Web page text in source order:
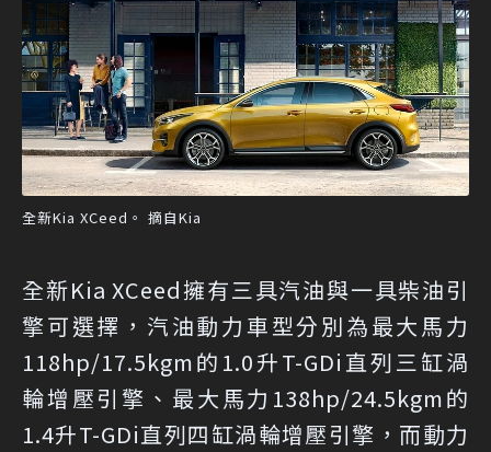
全新Kia XCeed。 摘自Kia
全新Kia XCeed擁有三具汽油與一具柴油引
擎可選擇，汽油動力車型分別為最大馬力
118hp/17.5kgm的1.0升T-GDi直列三缸渦
輪增壓引擎、最大馬力138hp/24.5kgm的
1.4升T-GDi直列四缸渦輪增壓引擎，而動力